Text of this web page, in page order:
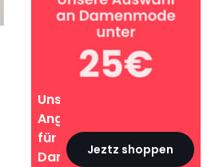
Unsere
Angebote
für
Damen
Jeztz shoppen